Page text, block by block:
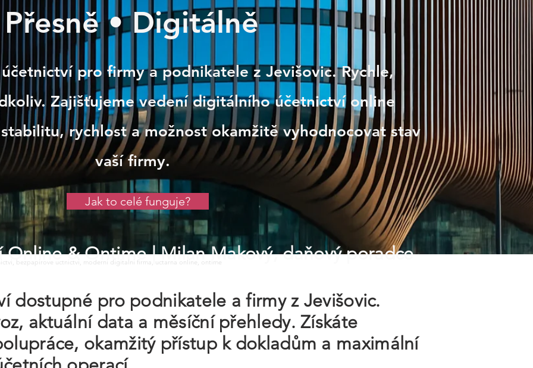
Přesně • Digitálně
pro firmy a podnikatele z Jevišovic. Rychle,
Zajišťujeme vedení digitálního účetnictví online
rychlost a možnost okamžitě vyhodnocovat stav
vaší firmy.
Jak to celé funguje?
Online & Ontime| Milan Makový, daňový poradce
bezpapirove uctnictvi, moderni digitalni firma, uctarna online, ontime
dostupné pro podnikatele a firmy z Jevišovic.
aktuální data a měsíční přehledy. Získáte
okamžitý přístup k dokladům a maximální